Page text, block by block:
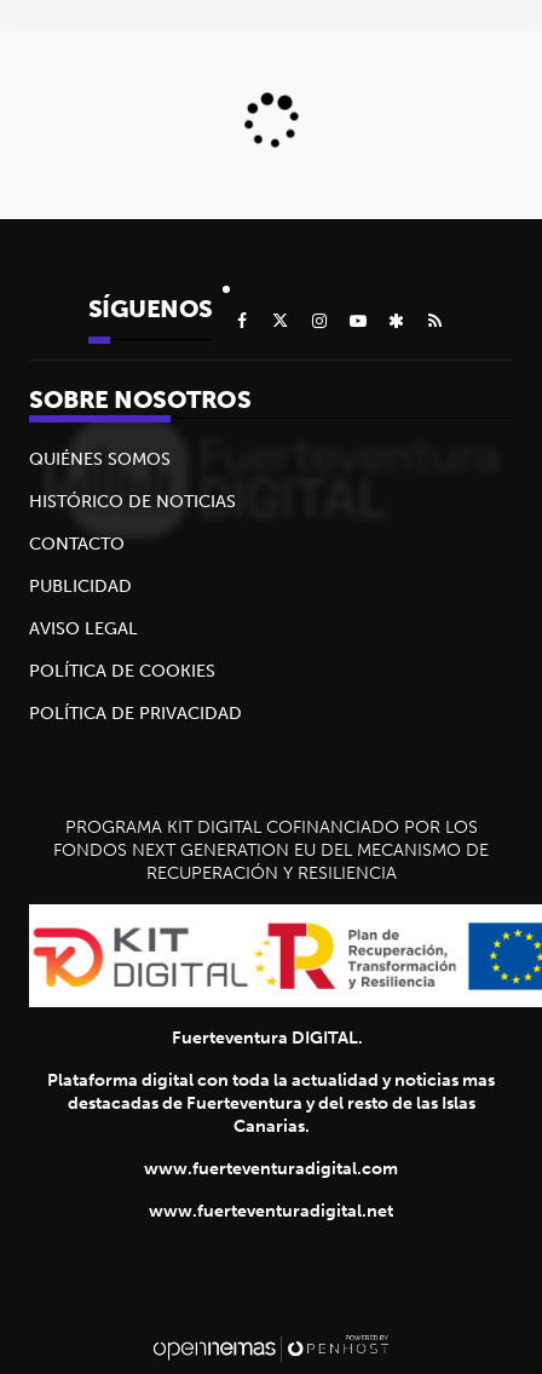
SÍGUENOS
SOBRE NOSOTROS
QUIÉNES SOMOS
HISTÓRICO DE NOTICIAS
CONTACTO
PUBLICIDAD
AVISO LEGAL
POLÍTICA DE COOKIES
POLÍTICA DE PRIVACIDAD
PROGRAMA KIT DIGITAL COFINANCIADO POR LOS
FONDOS NEXT GENERATION EU DEL MECANISMO DE
RECUPERACIÓN Y RESILIENCIA
Fuerteventura DIGITAL.
Plataforma digital con toda la actualidad y noticias mas
destacadas de Fuerteventura y del resto de las Islas
Canarias.
www.fuerteventuradigital.com
www.fuerteventuradigital.net